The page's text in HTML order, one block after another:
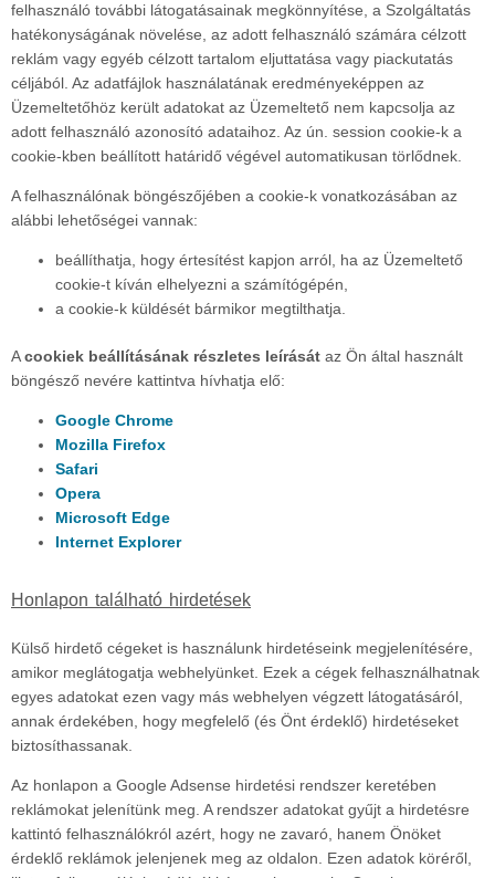
felhasználó további látogatásainak megkönnyítése, a Szolgáltatás
hatékonyságának növelése, az adott felhasználó számára célzott
reklám vagy egyéb célzott tartalom eljuttatása vagy piackutatás
céljából. Az adatfájlok használatának eredményeképpen az
Üzemeltetőhöz került adatokat az Üzemeltető nem kapcsolja az
adott felhasználó azonosító adataihoz. Az ún. session cookie-k a
cookie-kben beállított határidő végével automatikusan törlődnek.
A felhasználónak böngészőjében a cookie-k vonatkozásában az
alábbi lehetőségei vannak:
beállíthatja, hogy értesítést kapjon arról, ha az Üzemeltető
cookie-t kíván elhelyezni a számítógépén,
a cookie-k küldését bármikor megtilthatja.
Acookiek beállításának részletes leírását az Ön által használt
böngésző nevére kattintva hívhatja elő:
Google Chrome
Mozilla Firefox
Safari
Opera
Microsoft Edge
Internet Explorer
Honlapon található hirdetések
Külső hirdető cégeket is használunk hirdetéseink megjelenítésére,
amikor meglátogatja webhelyünket. Ezek a cégek felhasználhatnak
egyes adatokat ezen vagy más webhelyen végzett látogatásáról,
annak érdekében, hogy megfelelő (és Önt érdeklő) hirdetéseket
biztosíthassanak.
Az honlapon a Google Adsense hirdetési rendszer keretében
reklámokat jelenítünk meg. A rendszer adatokat gyűjt a hirdetésre
kattintó felhasználókról azért, hogy ne zavaró, hanem Önöket
érdeklő reklámok jelenjenek meg az oldalon. Ezen adatok köréről,